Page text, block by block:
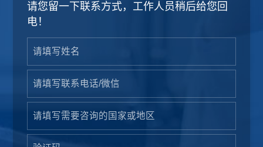
请您留一下联系方式，工作人员稍后给您回
电！